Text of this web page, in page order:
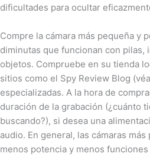
dificultades para ocultar
Compre la cámara más pequeña y
diminutas que funcionan con pilas,
objetos. Compruebe en su tienda
sitios como el Spy Review Blog
especializadas. A la hora de
duración de la grabación (¿cuánto
buscando?), si desea una
audio. En general, las cámaras
menos potencia y menos